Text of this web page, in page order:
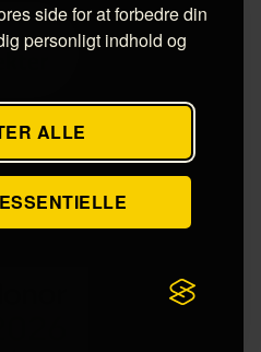
side for at forbedre din
personligt indhold og
ALLE